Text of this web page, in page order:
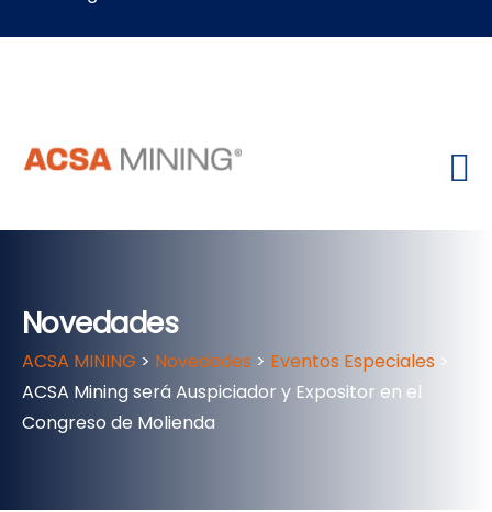
Novedades
ACSA MINING > Novedades > Eventos Especiales
ACSA Mining será Auspiciador y Expositor en el
Congreso de Molienda